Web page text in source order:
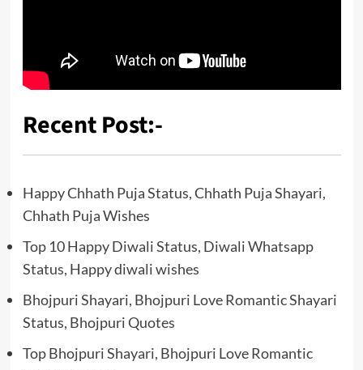
Recent Post:-
Happy Chhath Puja Status, Chhath Puja Shayari,
Chhath Puja Wishes
Top 10 Happy Diwali Status, Diwali Whatsapp
Status, Happy diwali wishes
Bhojpuri Shayari, Bhojpuri Love Romantic Shayari
Status, Bhojpuri Quotes
Top Bhojpuri Shayari, Bhojpuri Love Romantic